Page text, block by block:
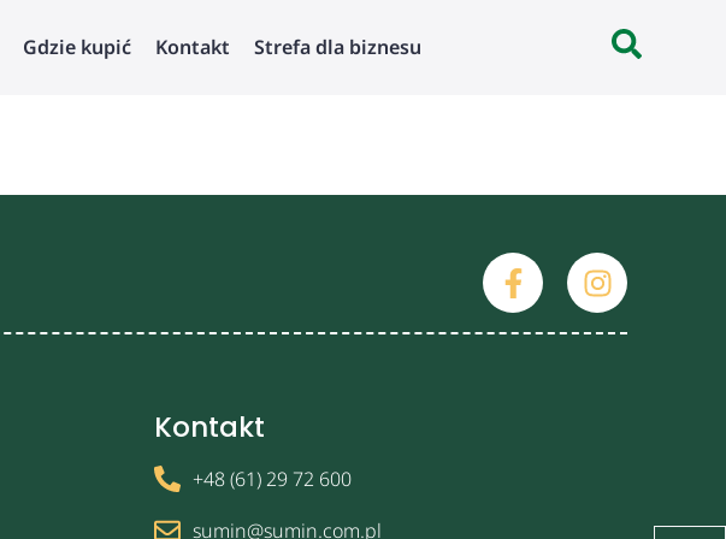
Gdzie kupić Kontakt Strefa dla biznesu
Kontakt
+48 (61) 29 72 600
sumin@sumin.com.pl